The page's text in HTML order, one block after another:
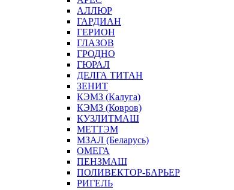
АЛЛЮР
ГАРДИАН
ГЕРИОН
ГЛАЗОВ
ГРОДНО
ГЮРАЛ
ДЕЛГА ТИТАН
ЗЕНИТ
КЭМЗ (Калуга)
КЭМЗ (Ковров)
КУЗЛИТМАШ
МЕТТЭМ
МЗАЛ (Беларусь)
ОМЕГА
ПЕНЗМАШ
ПОЛИВЕКТОР-БАРЬЕР
РИГЕЛЬ